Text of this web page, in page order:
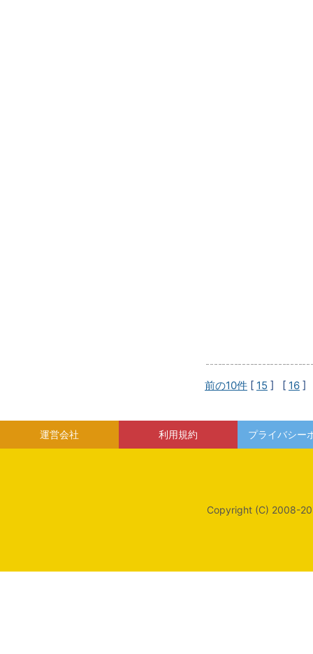
前の10件 [ 15 ] [ 16 ]
運営会社 利用規約 プライバシー
Copyright (C) 2008-